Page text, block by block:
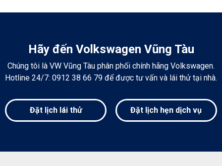
Hãy đến Volkswagen Vũng Tàu
Chúng tôi là VW Vũng Tàu phân phối chính hãng Volkswagen.
Hotline 24/7: 0912 38 66 79 để được tư vấn và lái thử tại nhà.
Đặt lịch lái thử Đặt lịch hẹn dịch vụ